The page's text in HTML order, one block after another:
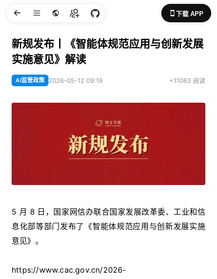
下载 APP
新规发布丨《智能体规范应用与创新发展
实施意见》解读
AI监管政策 2026-05-12 09:19 +11083 阅读
5 月 8 日，国家网信办联合国家发展改革委、工业和信
息化部等部门发布了《智能体规范应用与创新发展实施
意见》。
https://www.cac.gov.cn/2026-